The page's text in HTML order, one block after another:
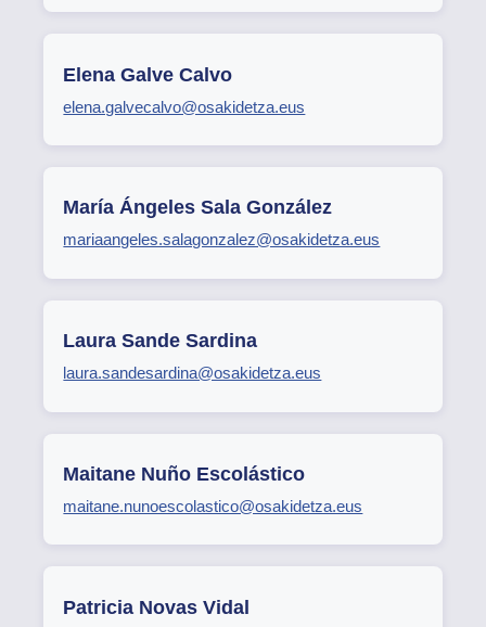
Elena Galve Calvo
elena.galvecalvo@osakidetza.eus
María Ángeles Sala González
mariaangeles.salagonzalez@osakidetza.eus
Laura Sande Sardina
laura.sandesardina@osakidetza.eus
Maitane Nuño Escolástico
maitane.nunoescolastico@osakidetza.eus
Patricia Novas Vidal